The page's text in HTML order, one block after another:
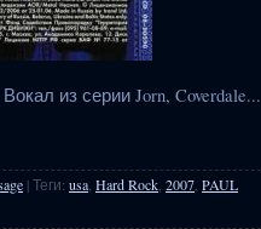
из серии Jorn, Coverdale...
|Теги: usa Hard Rock 2007 PAUL